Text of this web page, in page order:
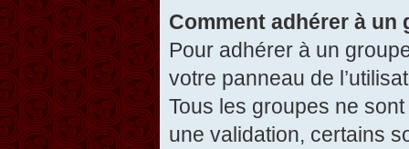
Comment adhérer à un
Pour adhérer à un
votre panneau de
Tous les groupes ne
une validation, certains